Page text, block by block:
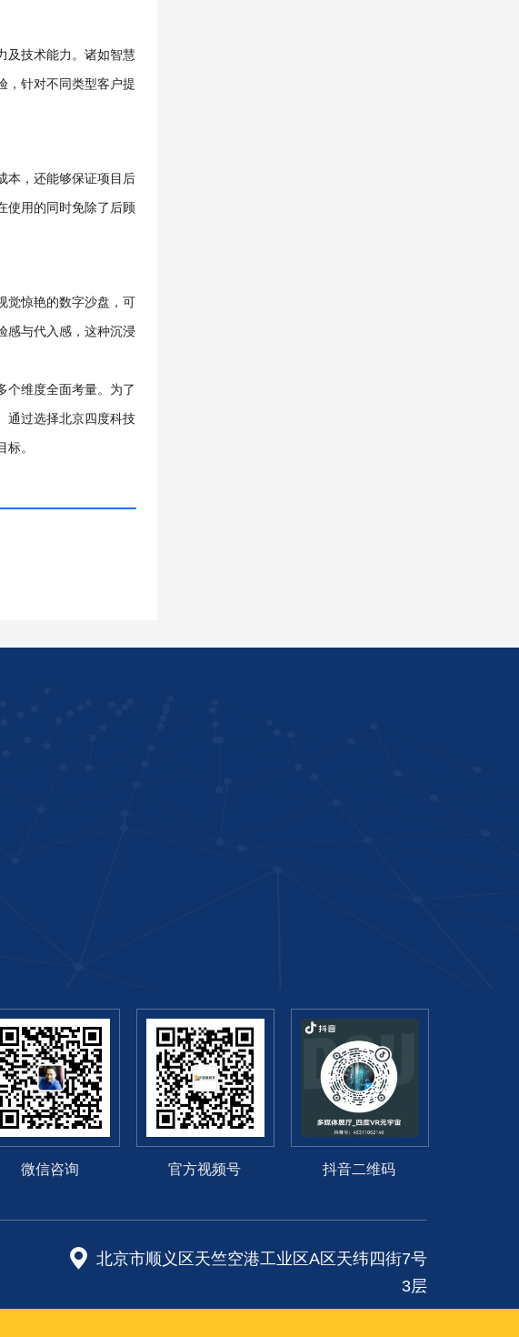
及技术能力。诸如智慧
，针对不同类型客户提
本，还能够保证项目后
使用的同时免除了后顾
觉惊艳的数字沙盘，可
感与代入感，这种沉浸
个维度全面考量。为了
通过选择北京四度科技
。
微信咨询 官方视频号 抖音二维码
北京市顺义区天竺空港工业区A区天纬四街7号
3层